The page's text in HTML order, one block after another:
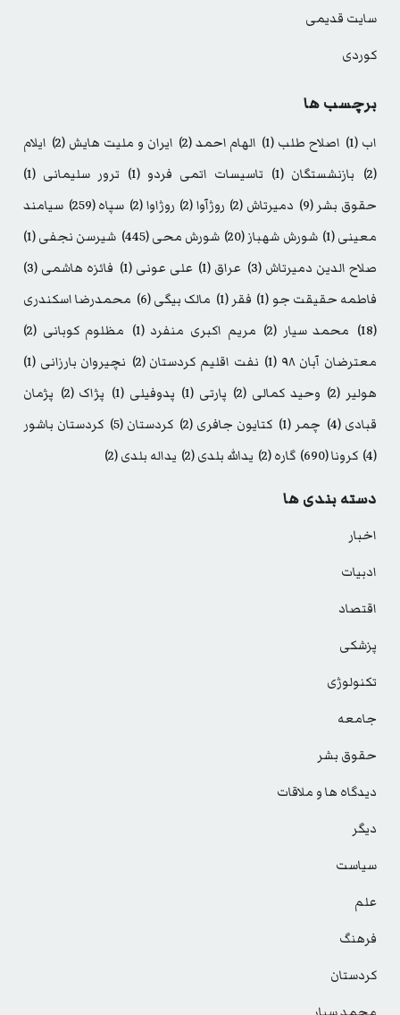
سایت قدیمی
کوردی
برچسب ها
اب (1) اصلاح طلب (1) الهام احمد(2) ایران و ملیت هایش (2)
ایلام
(2)
بازنشستگان (1) تاسیسات اتمی فردو (1) ترور سلیمانی (1)
حقوق بشر (9) دمیرتاش (2) روژآوا(2) روژاوا(2) سپاه(259)
سیامند
معینی(1) شورش شهباز(20) شورش محی(445) شیرسن نجفی(1)
صلاح الدین دمیرتاش (3) عراق (1) علی عونی (1) فائزه هاشمی (3)
فاطمه حقیقت جو (1) فقر (1) مالک بیگی(6)
محمدرضا اسکندری
(18)
محمد سیار (2) مریم اکبری منفرد (1) مظلوم کوبانی (2)
معترضان آبان ۹۸
(1) نفت اقلیم کردستان (2) نچیروان بارزانی (1)
هولیر (2) وحید کمالی (2) پارتی (1) پدوفیلی (1) پژاک (2)
پژمان
قبادی (4) چمر (1) کتایون جافری (2) کردستان (5)
کردستان باشور
(4)
کرونا(690) گاره(2) یدالله بلدی(2) یداله بلدی(2)
دسته بندی ها
اخبار
ادبیات
اقتصاد
پزشکی
تکنولوژی
جامعه
حقوق بشر
دیدگاه ها و ملاقات
دیگر
سیاست
علم
فرهنگ
کردستان